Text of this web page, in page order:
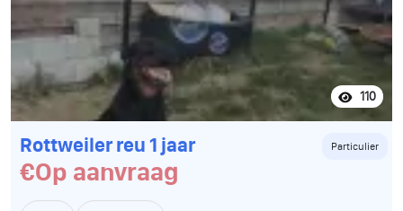
110
Rottweiler reu 1 jaar Particulier
€Op aanvraag